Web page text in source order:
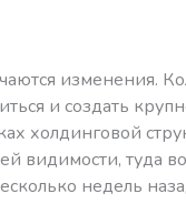
изменения.
и создать
холдинговой
видимости, туда
недель